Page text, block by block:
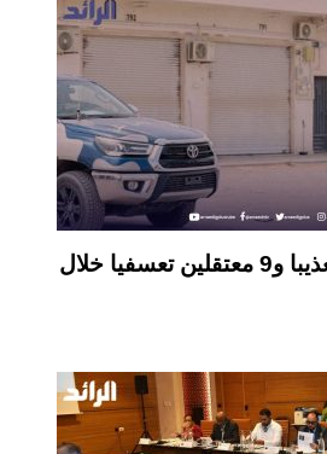
رصد الجرائم: قتيلان تعذيبا و9 معتقلين تعسفيا خلال